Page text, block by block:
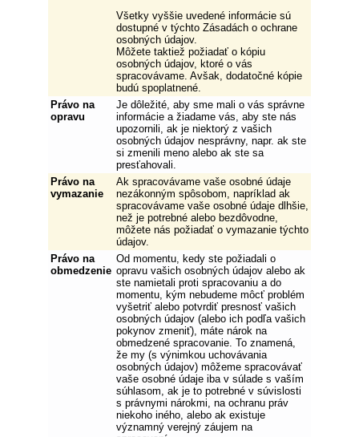
Všetky vyššie uvedené informácie sú
dostupné v týchto Zásadách o ochrane
osobných údajov.
Môžete taktiež požiadať o kópiu
osobných údajov, ktoré o vás
spracovávame. Avšak, dodatočné kópie
budú spoplatnené.
Právo na
opravu
Je dôležité, aby sme mali o vás správne
informácie a žiadame vás, aby ste nás
upozornili, ak je niektorý z vašich
osobných údajov nesprávny, napr. ak ste
si zmenili meno alebo ak ste sa
presťahovali.
Právo na
vymazanie
Ak spracovávame vaše osobné údaje
nezákonným spôsobom, napríklad ak
spracovávame vaše osobné údaje dlhšie,
než je potrebné alebo bezdôvodne,
môžete nás požiadať o vymazanie týchto
údajov.
Právo na
obmedzenie
Od momentu, kedy ste požiadali o
opravu vašich osobných údajov alebo ak
ste namietali proti spracovaniu a do
momentu, kým nebudeme môcť problém
vyšetriť alebo potvrdiť presnosť vašich
osobných údajov (alebo ich podľa vašich
pokynov zmeniť), máte nárok na
obmedzené spracovanie. To znamená,
že my (s výnimkou uchovávania
osobných údajov) môžeme spracovávať
vaše osobné údaje iba v súlade s vaším
súhlasom, ak je to potrebné v súvislosti
s právnymi nárokmi, na ochranu práv
niekoho iného, alebo ak existuje
významný verejný záujem na